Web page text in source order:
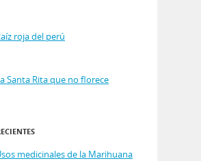
roja del perú
Santa Rita que no florece
medicinales de la Marihuana